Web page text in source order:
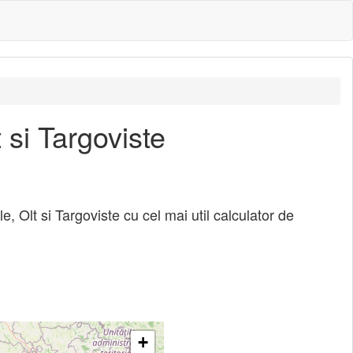
Targoviste
Olt si Targoviste cu cel mai util calculator de
+